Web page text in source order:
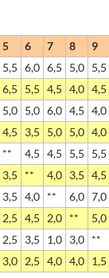
5 6 7 8
9
5,5 6,0 6,5 5,0 5,5
6,5 5,5 4,5 4,0 4,5
5,0 5,0 6,0 4,5 4,0
4,5 3,5 5,0 5,0 4,0
** 4,5 4,5 5,5
5,5
3,5 ** 4,0 3,5 4,5
3,5 4,0 ** 6,0 7,0
2,5 4,5 2,0 **
5,0
2,5 3,5 1,0 3,0 **
3,0 2,5 4,0 4,0 1,5